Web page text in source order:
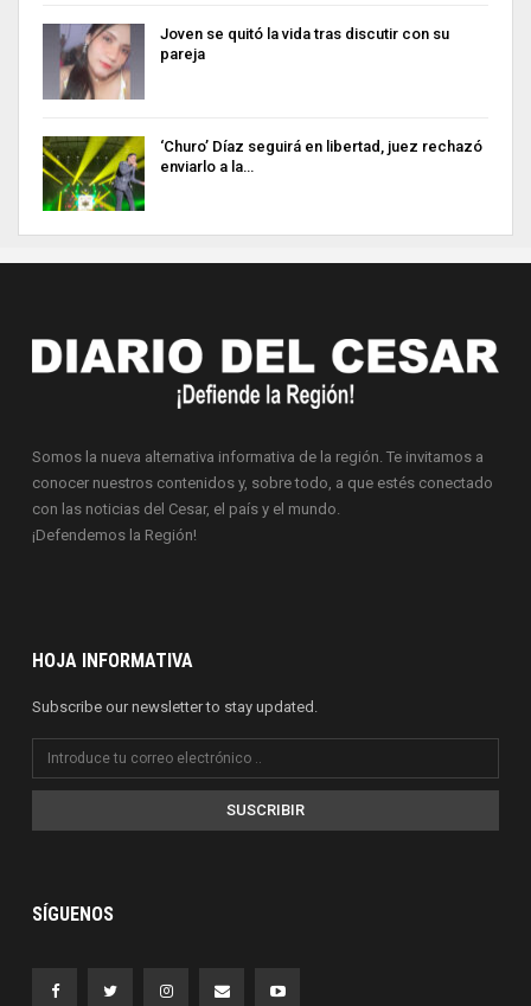
Joven se quitó la vida tras discutir con su
pareja
‘Churo’ Díaz seguirá en libertad, juez rechazó
enviarlo a la…
Somos la nueva alternativa informativa de la región. Te invitamos a
conocer nuestros contenidos y, sobre todo, a que estés conectado
con las noticias del Cesar, el país y el mundo.
¡Defendemos la Región!
HOJA INFORMATIVA
Subscribe our newsletter to stay updated.
SUSCRIBIR
SÍGUENOS